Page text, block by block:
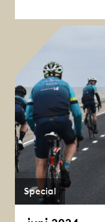
Special